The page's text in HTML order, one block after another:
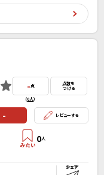
-点
(0人）
点数を
つける
- レビューする
0人